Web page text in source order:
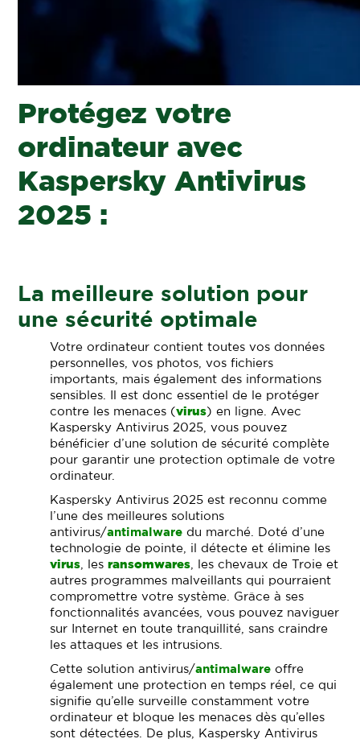
Protégez votre
ordinateur avec
Kaspersky Antivirus
2025 :
La meilleure solution pour
une sécurité optimale
Votre ordinateur contient toutes vos données
personnelles, vos photos, vos fichiers
importants, mais également des informations
sensibles. Il est donc essentiel de le protéger
contre les menaces (virus) en ligne. Avec
Kaspersky Antivirus 2025, vous pouvez
bénéficier d’une solution de sécurité complète
pour garantir une protection optimale de votre
ordinateur.
Kaspersky Antivirus 2025 est reconnu comme
l’une des meilleures solutions
antivirus/antimalware du marché. Doté d’une
technologie de pointe, il détecte et élimine les
virus, lesransomwares, les chevaux de Troie et
autres programmes malveillants qui pourraient
compromettre votre système. Grâce à ses
fonctionnalités avancées, vous pouvez naviguer
sur Internet en toute tranquillité, sans craindre
les attaques et les intrusions.
Cette solution antivirus/antimalware offre
également une protection en temps réel, ce qui
signifie qu’elle surveille constamment votre
ordinateur et bloque les menaces dès qu’elles
sont détectées. De plus, Kaspersky Antivirus